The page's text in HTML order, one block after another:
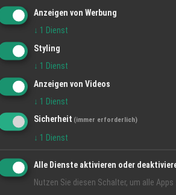
Anzeigen von Werbung
↓ 1 Dienst
Styling
↓ 1 Dienst
Anzeigen von Videos
↓ 1 Dienst
Sicherheit (immer erforderlich)
↓ 1 Dienst
Alle Dienste aktivieren oder
Nutzen Sie diesen Schalter, um alle